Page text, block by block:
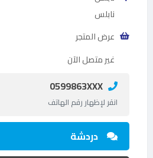
نابلس
عرض المتجر
غير متصل الآن
0599863XXX
انقر لإظهار رقم الهاتف
دردشة